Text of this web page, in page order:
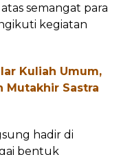
semangat para
kegiatan
Kuliah Umum,
Mutakhir Sastra
hadir di
bentuk